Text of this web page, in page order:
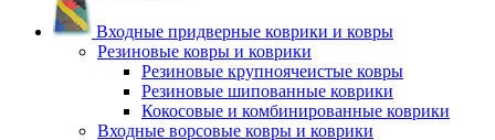
Входные придверные коврики и ковры
Резиновые ковры и коврики
Резиновые крупноячеистые ковры
Резиновые шипованные коврики
Кокосовые и комбинированные коврики
Входные ворсовые ковры и коврики